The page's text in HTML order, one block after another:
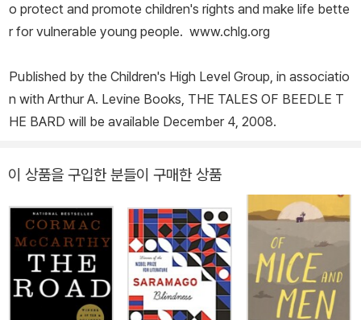
o protect and promote children's rights and make life bette
r for vulnerable young people. www.chlg.org
Published by the Children's High Level Group, in associatio
n with Arthur A. Levine Books, THE TALES OF BEEDLE T
HE BARD will be available December 4, 2008.
이 상품을 구입한 분들이 구매한 상품